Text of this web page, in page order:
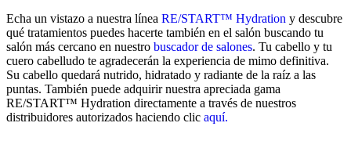
Echa un vistazo a nuestra línea RE/START™ Hydration y descubre
qué tratamientos puedes hacerte también en el salón buscando tu
salón más cercano en nuestro buscador de salones. Tu cabello y tu
cuero cabelludo te agradecerán la experiencia de mimo definitiva.
Su cabello quedará nutrido, hidratado y radiante de la raíz a las
puntas. También puede adquirir nuestra apreciada gama
RE/START™ Hydration directamente a través de nuestros
distribuidores autorizados haciendo clic aquí.